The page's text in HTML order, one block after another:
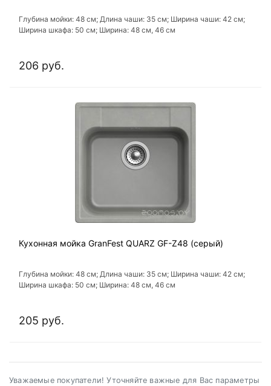
Глубина мойки: 48 см; Длина чаши: 35 см; Ширина чаши: 42 см;
Ширина шкафа: 50 см; Ширина: 48 см, 46 см
206 руб.
Кухонная мойка GranFest QUARZ GF-Z48 (серый)
Глубина мойки: 48 см; Длина чаши: 35 см; Ширина чаши: 42 см;
Ширина шкафа: 50 см; Ширина: 48 см, 46 см
205 руб.
Уважаемые покупатели! Уточняйте важные для Вас параметры